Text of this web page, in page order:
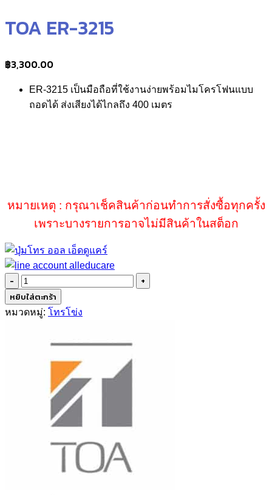
TOA ER-3215
฿3,300.00
ER-3215 เป็นมือถือที่ใช้งานง่ายพร้อมไมโครโฟนแบบ
ถอดได้ ส่งเสียงได้ไกลถึง 400 เมตร
หมายเหตุ : กรุณาเช็คสินค้าก่อนทำการสั่งซื้อทุกครั้ง
เพราะบางรายการอาจไม่มีสินค้าในสต็อก
จำนวน
TOA
ER-
หยิบใส่ตะกร้า
หมวดหมู่: โทรโข่ง